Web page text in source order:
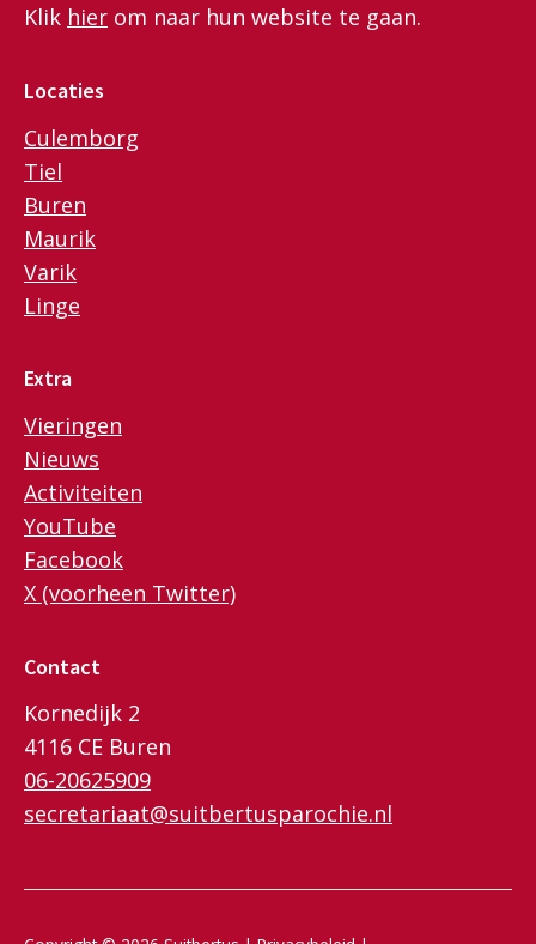
Klik hier om naar hun website te gaan.
Locaties
Culemborg
Tiel
Buren
Maurik
Varik
Linge
Extra
Vieringen
Nieuws
Activiteiten
YouTube
Facebook
X (voorheen Twitter)
Contact
Kornedijk 2
4116 CE Buren
06-20625909
secretariaat@suitbertusparochie.nl